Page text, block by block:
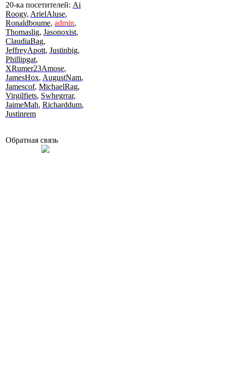
20-ка посетителей: Ai
Roogy, ArielAluse,
Ronaldboume, admin,
Thomaslig, Jasonoxist,
ClaudiaBag,
JeffreyApott, Justinbig,
Phillipgat,
XRumer23Amose,
JamesHox, AugustNam,
Jamescof, MichaelRag,
Virgilfiets, Swhegrrar,
JaimeMah, Richarddum,
Justinrem
Обратная связь